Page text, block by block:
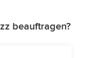
beauftragen?